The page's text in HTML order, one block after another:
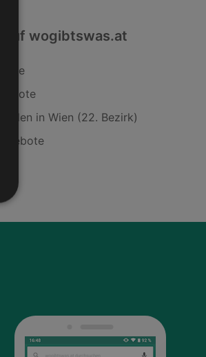
auf wogibtswas.at
in Wien (22. Bezirk)